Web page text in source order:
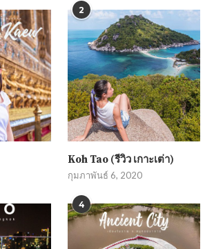
2
Koh Tao (รีวิว เกาะเต่า)
กุมภาพันธ์ 6, 2020
4